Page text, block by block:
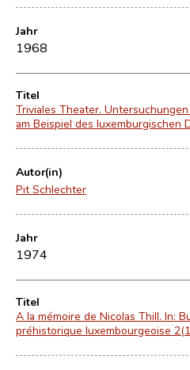
Jahr
1968
Titel
Triviales Theater.
am Beispiel des luxemburgischen
Autor(in)
Pit Schlechter
Jahr
1974
Titel
A la mémoire de Nicolas Thill. In:
préhistorique luxembourgeoise